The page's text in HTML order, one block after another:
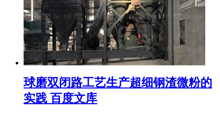
球磨双闭路工艺生产超细钢渣微粉的
实践 百度文库